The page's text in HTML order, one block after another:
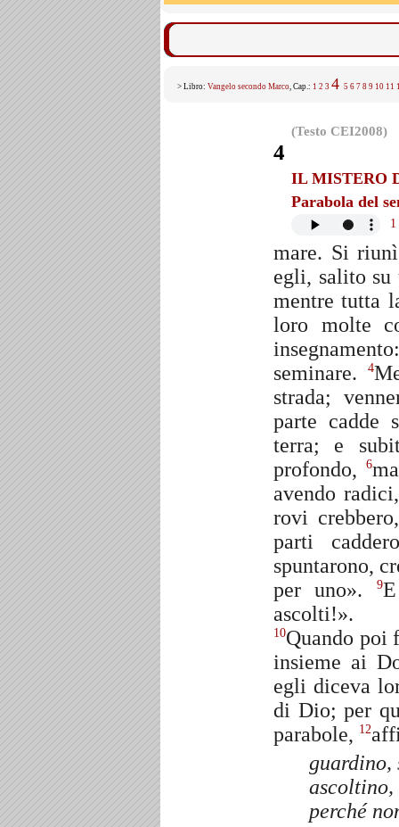
> Libro: Vangelo secondo Marco, Cap.: 1 2 3 4 5 6 7 8 9 10 11
(Testo CEI2008)
4
IL MISTERO
Parabola del
1
mare. Si
egli, salito su
mentre tutta
loro molte
seminare.
4
strada;
parte cadde
terra; e
profondo,
6
avendo
rovi
parti
spuntarono,
per uno».
9
ascolti!».
10Quando poi
insieme ai
egli diceva
di Dio; per
parabole, 12
guardino,
ascoltino,
perché